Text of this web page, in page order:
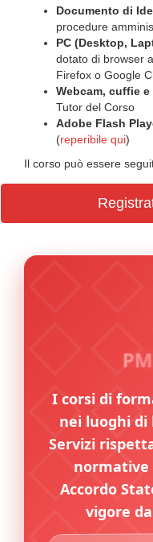
Documento di
procedure
PC (Desktop,
dotato di browser
Firefox o Google
Webcam, cuffie
Tutor del Corso
Adobe Flash
(reperibile qui)
Il corso può essere
I corsi di
nei luoghi
Servizi
normative
Accordo
vigore